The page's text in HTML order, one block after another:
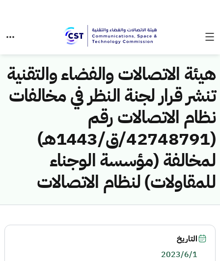
هيئة الاتصالات والفضاء والتقنية
تنشر قرار لجنة النظر في مخالفات
نظام الاتصالات رقم
(42748791/ق/1443هـ)
لمخالفة (مؤسسة الوجناء
للمقاولات) لنظام الاتصالات
التاريخ
2023/6/1